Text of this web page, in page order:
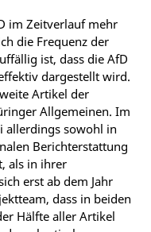
im Zeitverlauf mehr
die Frequenz der
ist, dass die AfD
dargestellt wird.
Artikel der
Allgemeinen. Im
allerdings sowohl in
Berichterstattung
als in ihrer
erst ab dem Jahr
dass in beiden
Hälfte aller Artikel